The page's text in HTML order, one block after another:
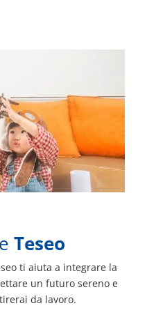
Teseo
ti aiuta a integrare la
un futuro sereno e
da lavoro.